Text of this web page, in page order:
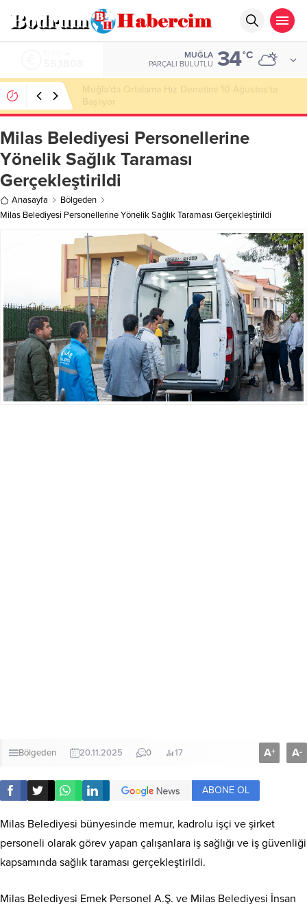
MUĞLA
PARÇALI BULUTLU 34°C
Ankara; “Bodrum’un misyonu, mottosu, vizyonu;
genç oyuncuları parlatıp onlara kariyer
kazandırmak”
Milas Belediyesi Personellerine
Yönelik Sağlık Taraması
Gerçekleştirildi
Anasayfa
Bölgeden
Milas Belediyesi Personellerine Yönelik Sağlık Taraması Gerçekleştirildi
Bölgeden 20.11.2025 0 17 A+ A-
ABONE OL
Milas Belediyesi bünyesinde memur, kadrolu işçi ve şirket
personeli olarak görev yapan çalışanlara iş sağlığı ve iş güvenliği
kapsamında sağlık taraması gerçekleştirildi.
Milas Belediyesi Emek Personel A.Ş. ve Milas Belediyesi İnsan